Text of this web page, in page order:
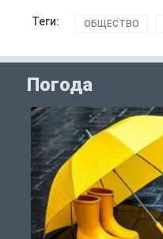
Теги: ОБЩЕСТВО
Погода